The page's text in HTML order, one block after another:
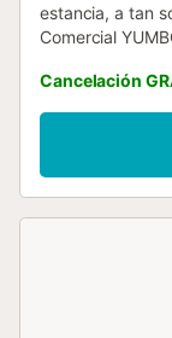
estancia, a tan
Comercial
tipo, parada de
2 minutos
diseñado
Cancelación